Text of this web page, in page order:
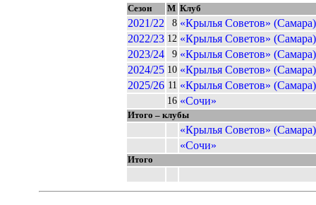
Сезон М Клуб
2021/22 8 «Крылья Советов» (Самара)
2022/23 12 «Крылья Советов» (Самара)
2023/24
9 «Крылья Советов» (Самара)
2024/25 10 «Крылья Советов» (Самара)
2025/26 11 «Крылья Советов» (Самара)
16 «Сочи»
Итого – клубы
«Крылья Советов» (Самара)
«Сочи»
Итого